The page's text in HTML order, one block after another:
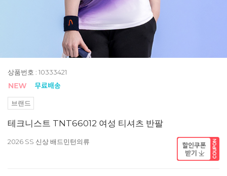
상품번호 : 10333421
브랜드
테크니스트 TNT66012 여성 티셔츠 반팔
2026 SS 신상 배드민턴의류